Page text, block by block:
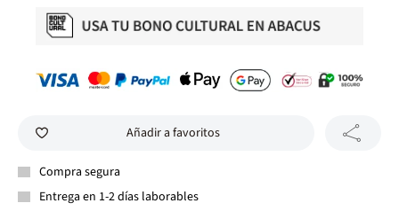
Añadir a favoritos
Compra segura
Entrega en 1-2 días laborables